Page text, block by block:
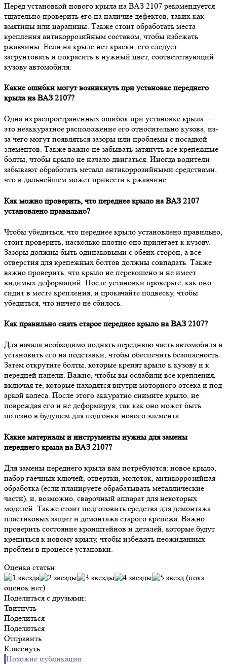
Перед установкой нового крыла на ВАЗ 2107 рекомендуется
тщательно проверить его на наличие дефектов, таких как
вмятины или царапины. Также стоит обработать места
крепления антикоррозийным составом, чтобы избежать
ржавчины. Если на крыле нет краски, его следует
загрунтовать и покрасить в нужный цвет, соответствующий
кузову автомобиля.
Какие ошибки могут возникнуть при установке переднего
крыла на ВАЗ 2107?
Одна из распространенных ошибок при установке крыла —
это неаккуратное расположение его относительно кузова, из-
за чего могут появляться зазоры или проблемы с посадкой
элементов. Также важно не забывать затянуть все крепежные
болты, чтобы крыло не начало двигаться. Иногда водители
забывают обработать металл антикоррозийными средствами,
что в дальнейшем может привести к ржавчине.
Как можно проверить, что переднее крыло на ВАЗ 2107
установлено правильно?
Чтобы убедиться, что переднее крыло установлено правильно,
стоит проверить, насколько плотно оно прилегает к кузову.
Зазоры должны быть одинаковыми с обеих сторон, а все
отверстия для крепежных болтов должны совпадать. Также
важно проверить, что крыло не перекошено и не имеет
видимых деформаций. После установки проверьте, как оно
сидит в месте крепления, и прокачайте подвеску, чтобы
убедиться, что ничего не сбилось.
Как правильно снять старое переднее крыло на ВАЗ 2107?
Для начала необходимо поднять переднюю часть автомобиля и
установить его на подставки, чтобы обеспечить безопасность.
Затем открутите болты, которые крепят крыло к кузову и к
передней панели. Важно, чтобы вы ослабили все крепления,
включая те, которые находятся внутри моторного отсека и под
аркой колеса. После этого аккуратно снимите крыло, не
повреждая его и не деформируя, так как оно может быть
полезно в будущем для подгонки нового элемента.
Какие материалы и инструменты нужны для замены
переднего крыла на ВАЗ 2107?
Для замены переднего крыла вам потребуются: новое крыло,
набор гаечных ключей, отвертки, молоток, антикоррозийная
обработка (если планируете обрабатывать металлические
части), и, возможно, сварочный аппарат для некоторых
моделей. Также стоит подготовить средства для демонтажа
пластиковых защит и демонтажа старого крепежа. Важно
проверить состояние кронштейнов и деталей, которые будут
крепиться к новому крылу, чтобы избежать неожиданных
проблем в процессе установки.
Оценка статьи:
(пока
оценок нет)
Поделиться с друзьями:
Твитнуть
Поделиться
Поделиться
Отправить
Класснуть
Похожие публикации